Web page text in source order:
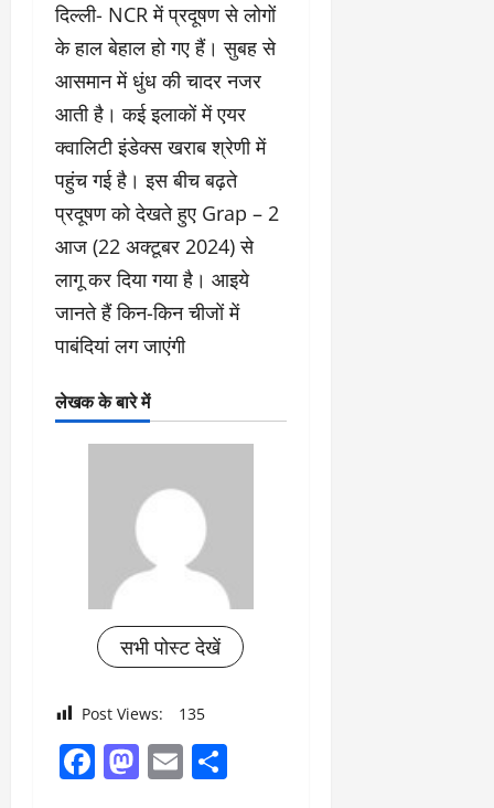
दिल्ली- NCR में प्रदूषण से लोगों
के हाल बेहाल हो गए हैं। सुबह से
आसमान में धुंध की चादर नजर
आती है। कई इलाकों में एयर
क्वालिटी इंडेक्स खराब श्रेणी में
पहुंच गई है। इस बीच बढ़ते
प्रदूषण को देखते हुए Grap – 2
आज (22 अक्टूबर 2024) से
लागू कर दिया गया है। आइये
जानते हैं किन-किन चीजों में
पाबंदियां लग जाएंगी
लेखक के बारे में
सभी पोस्ट देखें
Post Views: 135
Facebook
Mastodon
Email